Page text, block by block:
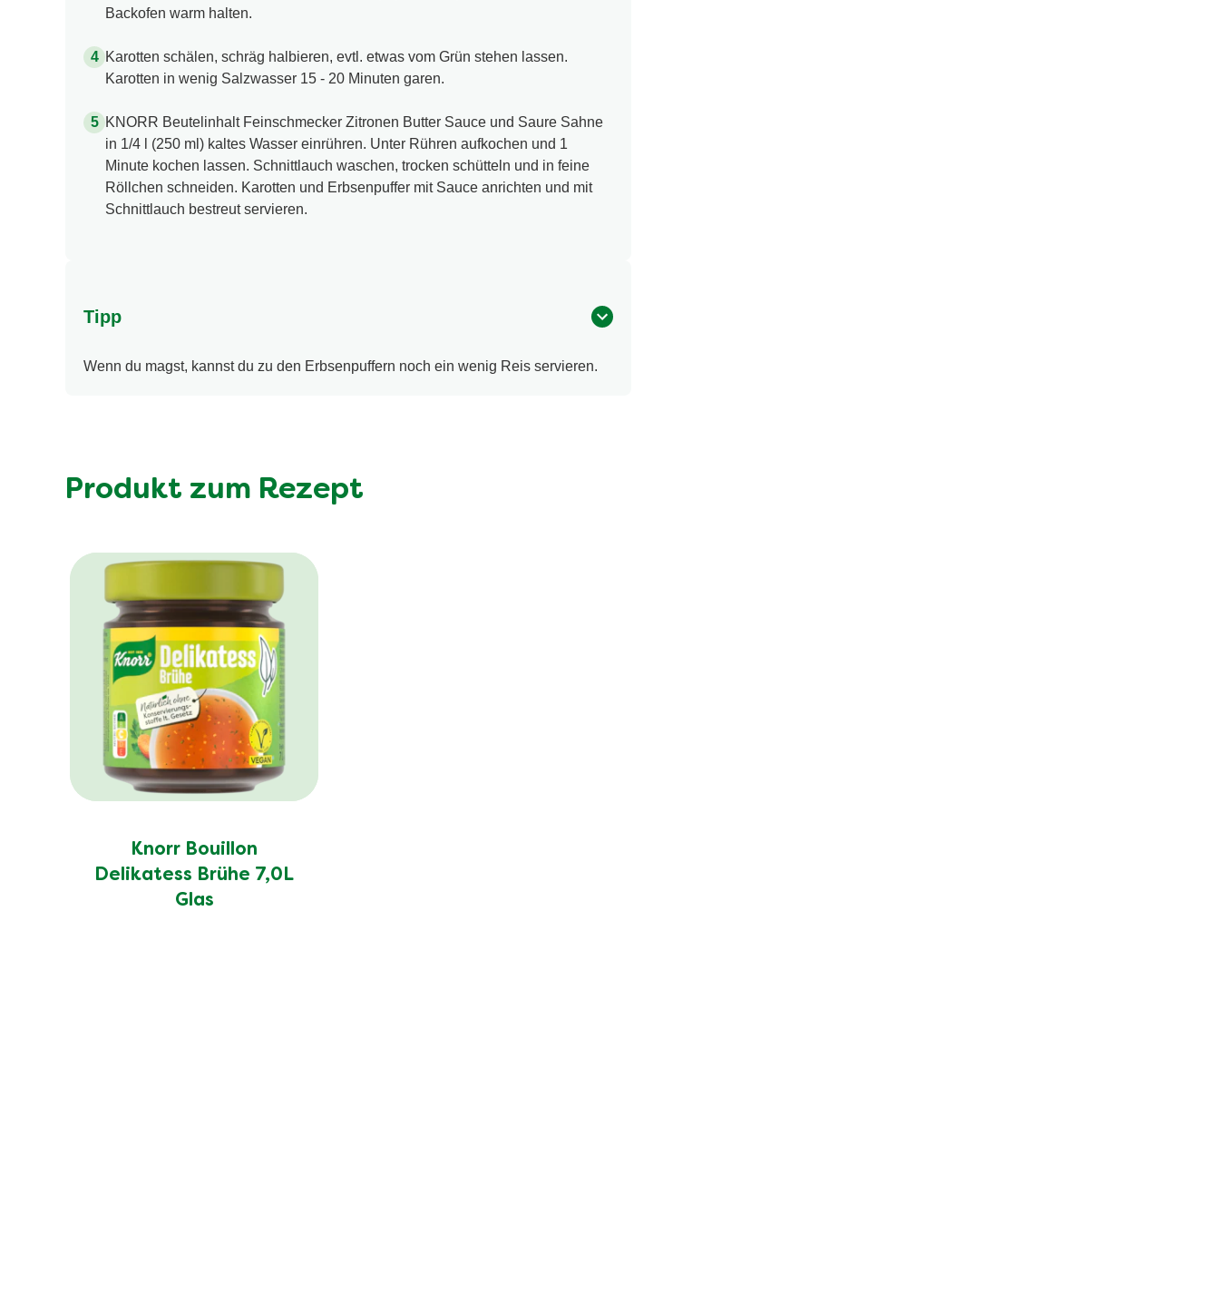
Backofen warm halten.
Karotten schälen, schräg halbieren, evtl. etwas vom Grün stehen lassen.
Karotten in wenig Salzwasser 15 - 20 Minuten garen.
KNORR Beutelinhalt Feinschmecker Zitronen Butter Sauce und Saure Sahne
in 1/4 l (250 ml) kaltes Wasser einrühren. Unter Rühren aufkochen und 1
Minute kochen lassen. Schnittlauch waschen, trocken schütteln und in feine
Röllchen schneiden. Karotten und Erbsenpuffer mit Sauce anrichten und mit
Schnittlauch bestreut servieren.
Tipp
Wenn du magst, kannst du zu den Erbsenpuffern noch ein wenig Reis servieren.
Produkt zum Rezept
Knorr Bouillon
Delikatess Brühe 7,0L
Glas